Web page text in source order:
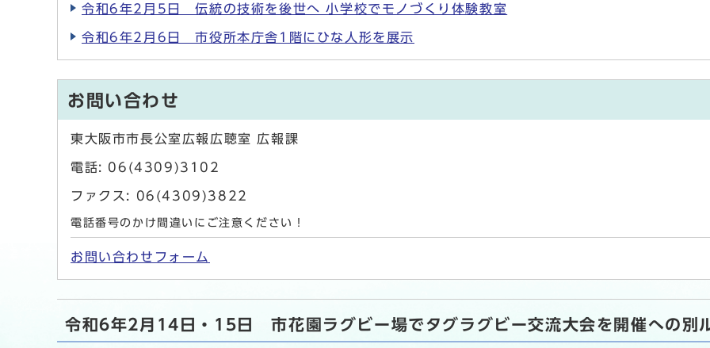
令和6年2月5日 伝統の技術を後世へ 小学校でモノづくり体験教室
令和6年2月6日 市役所本庁舎1階にひな人形を展示
お問い合わせ
東大阪市市長公室広報広聴室 広報課
電話: 06(4309)3102
ファクス: 06(4309)3822
電話番号のかけ間違いにご注意ください！
お問い合わせフォーム
令和6年2月14日・15日 市花園ラグビー場でタグラグビー交流大会を開催への別